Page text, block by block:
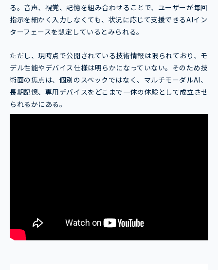
る。音声、視覚、記憶を組み合わせることで、ユーザーが毎回
指示を細かく入力しなくても、状況に応じて支援できるAIイン
ターフェースを想定しているとみられる。
ただし、現時点で公開されている技術情報は限られており、モ
デル性能やデバイス仕様は明らかになっていない。そのため技
術面の焦点は、個別のスペックではなく、マルチモーダルAI、
長期記憶、専用デバイスをどこまで一体の体験として成立させ
られるかにある。